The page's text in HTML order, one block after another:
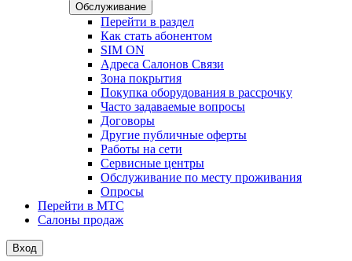
Обслуживание
Перейти в раздел
Как стать абонентом
SIM ON
Адреса Салонов Связи
Зона покрытия
Покупка оборудования в рассрочку
Часто задаваемые вопросы
Договоры
Другие публичные оферты
Работы на сети
Сервисные центры
Обслуживание по месту проживания
Опросы
Перейти в МТС
Салоны продаж
Вход